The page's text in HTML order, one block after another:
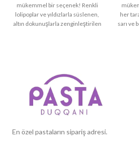
mükemmel bir seçenek! Renkli
lolipoplar ve yıldızlarla süslenen,
altın dokunuşlarla zenginleştirilen
Prenses, Tatlılar, Renkli
Kişiselleştirme:İsim ve özel
mesaj eklenebilir
Boyutlar: 10, 15, 20 ve 25
her
sarı ve
En özel pastaların sipariş adresi.